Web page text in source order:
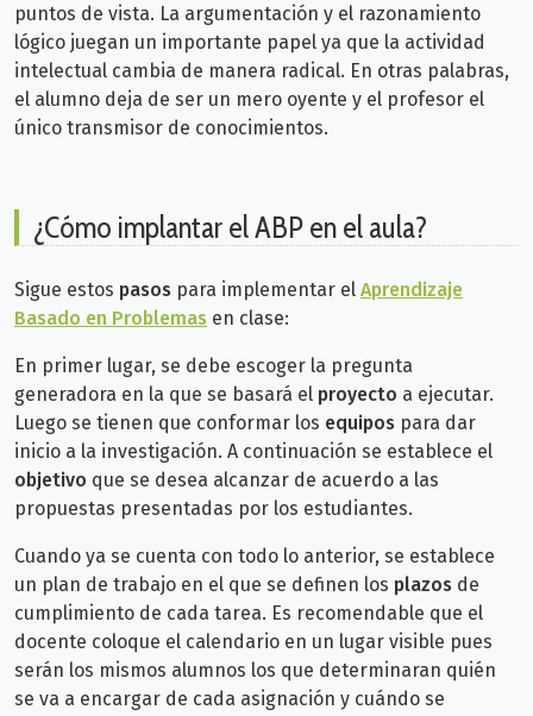
puntos de vista. La argumentación y el razonamiento
lógico juegan un importante papel ya que la actividad
intelectual cambia de manera radical. En otras palabras,
el alumno deja de ser un mero oyente y el profesor el
único transmisor de conocimientos.
¿Cómo implantar el ABP en el aula?
Sigue estos pasos para implementar el Aprendizaje
Basado en Problemas en clase:
En primer lugar, se debe escoger la pregunta
generadora en la que se basará el proyecto a ejecutar.
Luego se tienen que conformar los equipos para dar
inicio a la investigación. A continuación se establece el
objetivo que se desea alcanzar de acuerdo a las
propuestas presentadas por los estudiantes.
Cuando ya se cuenta con todo lo anterior, se establece
un plan de trabajo en el que se definen los plazos de
cumplimiento de cada tarea. Es recomendable que el
docente coloque el calendario en un lugar visible pues
serán los mismos alumnos los que determinaran quién
se va a encargar de cada asignación y cuándo se